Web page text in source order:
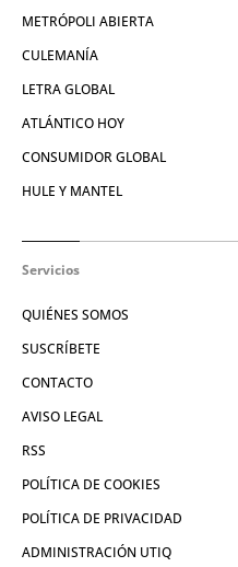
METRÓPOLI ABIERTA
CULEMANÍA
LETRA GLOBAL
ATLÁNTICO HOY
CONSUMIDOR GLOBAL
HULE Y MANTEL
Servicios
QUIÉNES SOMOS
SUSCRÍBETE
CONTACTO
AVISO LEGAL
RSS
POLÍTICA DE COOKIES
POLÍTICA DE PRIVACIDAD
ADMINISTRACIÓN UTIQ